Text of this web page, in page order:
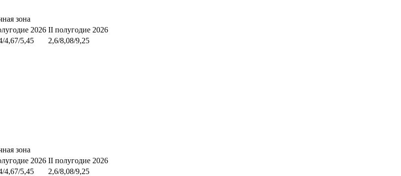
зона
2026 II полугодие 2026
4,67/5,45
2,6/8,08/9,25
зона
2026 II полугодие 2026
4,67/5,45
2,6/8,08/9,25